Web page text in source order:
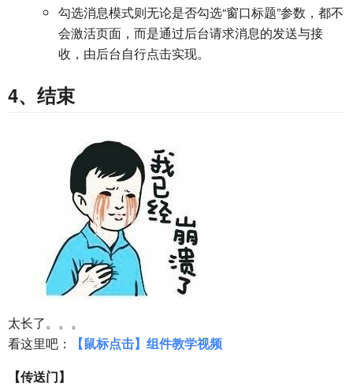
勾选消息模式则无论是否勾选“窗口标题”参数，都不
会激活页面，而是通过后台请求消息的发送与接
收，由后台自行点击实现。
4、结束
太长了。。。
看这里吧：
【鼠标点击】组件教学视频
【传送门】